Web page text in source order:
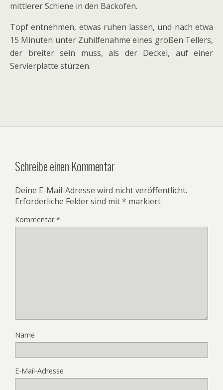
mittlerer Schiene in den Backofen.
Topf entnehmen, etwas ruhen lassen, und nach etwa
15 Minuten unter Zuhilfenahme eines großen Tellers,
der breiter sein muss, als der Deckel, auf einer
Servierplatte stürzen.
Schreibe einen Kommentar
Deine E-Mail-Adresse wird nicht veröffentlicht.
Erforderliche Felder sind mit* markiert
Kommentar*
Name
E-Mail-Adresse